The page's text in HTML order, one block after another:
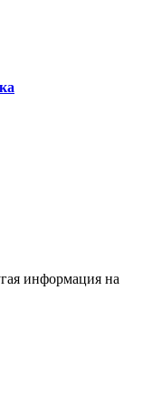
информация на